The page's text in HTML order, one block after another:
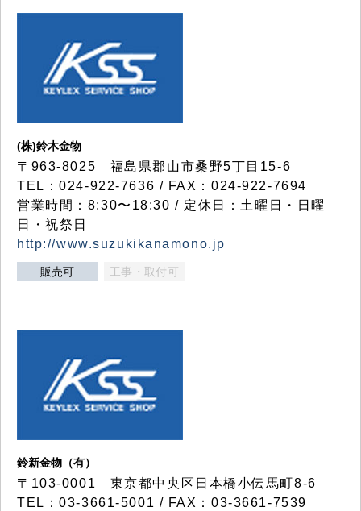
(株)鈴木金物
〒963-8025 福島県郡山市桑野5丁目15-6
TEL：024-922-7636 / FAX：024-922-7694
営業時間：8:30〜18:30 / 定休日：土曜日・日曜
日・祝祭日
http://www.suzukikanamono.jp
販売可 工事・取付可
鈴新金物（有）
〒103-0001 東京都中央区日本橋小伝馬町8-6
TEL：03-3661-5001 / FAX：03-3661-7539